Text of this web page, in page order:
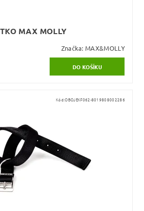
MAX MOLLY
Značka: MAX&MOLLY
Kód:OBOJEKF062-8019808002286